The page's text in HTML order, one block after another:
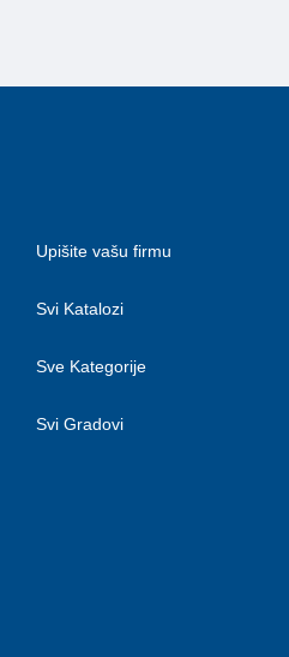
Upišite vašu firmu
Svi Katalozi
Sve Kategorije
Svi Gradovi